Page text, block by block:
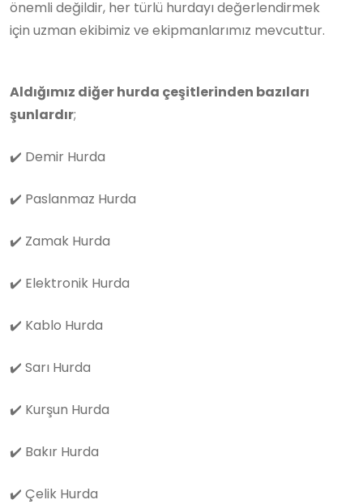
önemli değildir, her türlü hurdayı değerlendirmek
için uzman ekibimiz ve ekipmanlarımız mevcuttur.
Aldığımız diğer hurda çeşitlerinden bazıları
şunlardır;
✔️ Demir Hurda
✔️ Paslanmaz Hurda
✔️ Zamak Hurda
✔️ Elektronik Hurda
✔️ Kablo Hurda
✔️ Sarı Hurda
✔️ Kurşun Hurda
✔️ Bakır Hurda
✔️ Çelik Hurda